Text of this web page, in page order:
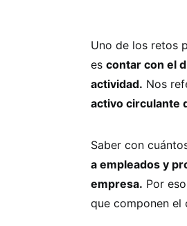
Uno de los retos
es contar con el
actividad. Nos
activo circulante
Saber con
a empleados y
empresa. Por
que componen el